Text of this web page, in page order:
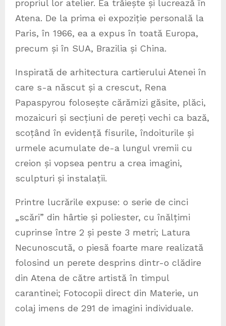
propriul lor atelier. Ea trăiește și lucrează în
Atena. De la prima ei expoziție personală la
Paris, în 1966, ea a expus în toată Europa,
precum și în SUA, Brazilia și China.
Inspirată de arhitectura cartierului Atenei în
care s-a născut și a crescut, Rena
Papaspyrou folosește cărămizi găsite, plăci,
mozaicuri și secțiuni de pereți vechi ca bază,
scoțând în evidență fisurile, îndoiturile și
urmele acumulate de-a lungul vremii cu
creion și vopsea pentru a crea imagini,
sculpturi și instalații.
Printre lucrările expuse: o serie de cinci
„scări” din hârtie și poliester, cu înălțimi
cuprinse între 2 și peste 3 metri; Latura
Necunoscută, o piesă foarte mare realizată
folosind un perete desprins dintr-o clădire
din Atena de către artistă în timpul
carantinei; Fotocopii direct din Materie, un
colaj imens de 291 de imagini individuale.